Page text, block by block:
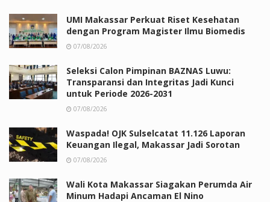
UMI Makassar Perkuat Riset Kesehatan
dengan Program Magister Ilmu Biomedis
07/08/2026
Seleksi Calon Pimpinan BAZNAS Luwu:
Transparansi dan Integritas Jadi Kunci
untuk Periode 2026-2031
07/08/2026
Waspada! OJK Sulselcatat 11.126 Laporan
Keuangan Ilegal, Makassar Jadi Sorotan
07/08/2026
Wali Kota Makassar Siagakan Perumda Air
Minum Hadapi Ancaman El Nino